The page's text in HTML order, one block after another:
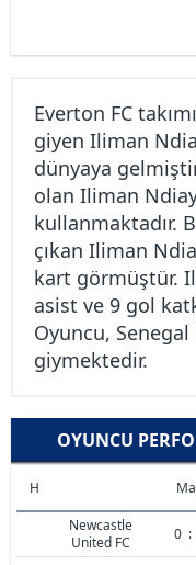
Everton FC
giyen Iliman
dünyaya
olan Iliman
kullanmaktadır.
çıkan Iliman
kart görmüştür.
asist ve 9 gol
Oyuncu,
giymektedir.
OYUNCU
H
Newcastle
United FC
0 :